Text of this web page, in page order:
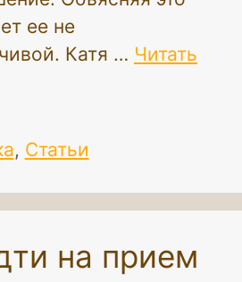
ее не
Катя … Читать
, Статьи
на прием